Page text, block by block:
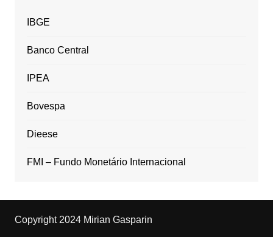
IBGE
Banco Central
IPEA
Bovespa
Dieese
FMI – Fundo Monetário Internacional
Copyright 2024 Mirian Gasparin